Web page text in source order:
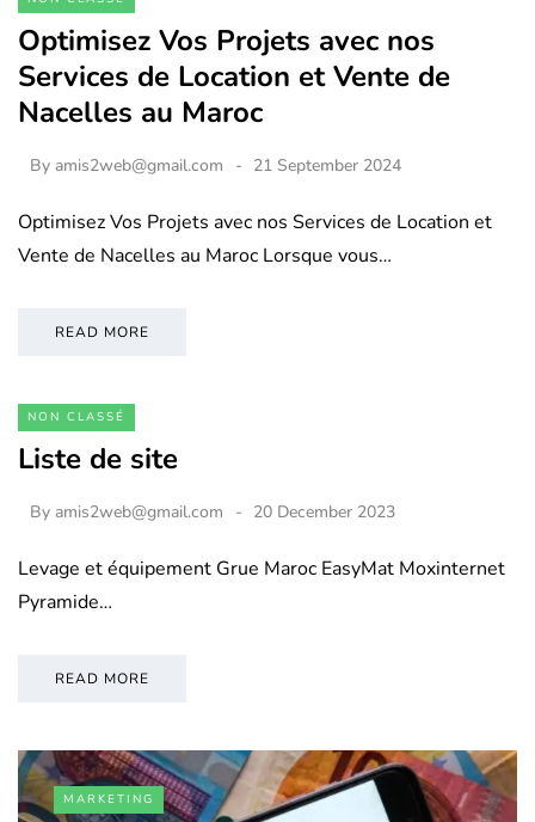
Optimisez Vos Projets avec nos
Services de Location et Vente de
Nacelles au Maroc
By amis2web@gmail.com 21 September 2024
Optimisez Vos Projets avec nos Services de Location et
Vente de Nacelles au Maroc Lorsque vous…
READ MORE
NON CLASSÉ
Liste de site
By amis2web@gmail.com 20 December 2023
Levage et équipement Grue Maroc EasyMat Moxinternet
Pyramide…
READ MORE
MARKETING